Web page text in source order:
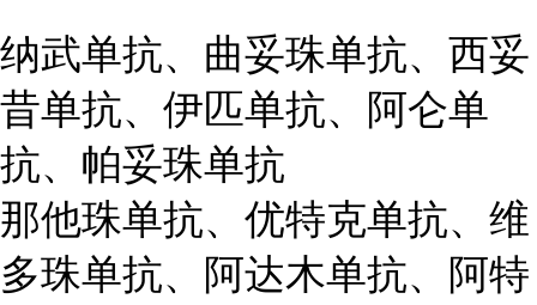
纳武单抗、曲妥珠单抗、西妥
昔单抗、伊匹单抗、阿仑单
抗、帕妥珠单抗
那他珠单抗、优特克单抗、维
多珠单抗、阿达木单抗、阿特